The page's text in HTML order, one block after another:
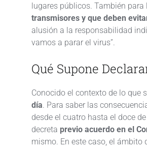
lugares públicos. También
transmisores y que deben
alusión a la responsabilidad
vamos a parar el virus”.
Qué Supone
Conocido el contexto de lo que
día. Para saber las
desde el cuatro hasta el doce
decreta previo acuerdo en el
mismo. En este caso, el